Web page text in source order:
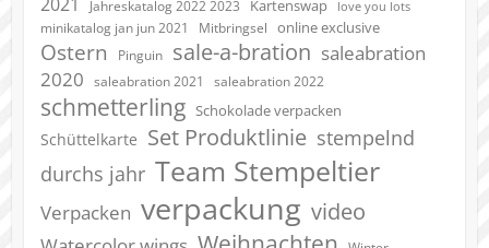
Jahreskatalog 2022 2023 Kartenswap love you lots
minikatalog jan jun 2021 Mitbringsel online exclusive
Ostern Pinguin sale-a-bration saleabration
2020
saleabration 2021 saleabration 2022
schmetterling Schokolade verpacken
Schüttelkarte Set Produktlinie stempelnd
durchs jahr Team Stempeltier
Verpacken verpackung video